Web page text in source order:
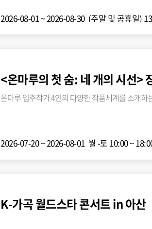
2026-08-01 ~ 2026-08-30 (주말 및 공휴일)
온마루 입주작가 4인의 다양한 작품세계를 소개하
2026-07-20 ~ 2026-08-01 월 -토 10:00 ~
K-가곡 월드스타 콘서트 in 아산